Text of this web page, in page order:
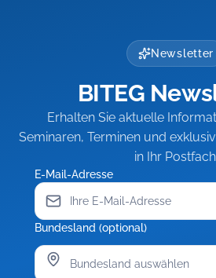
Newsletter
BITEG
Erhalten Sie aktuelle
Seminaren, Terminen und
in Ihr
E-Mail-Adresse
Bundesland (optional)